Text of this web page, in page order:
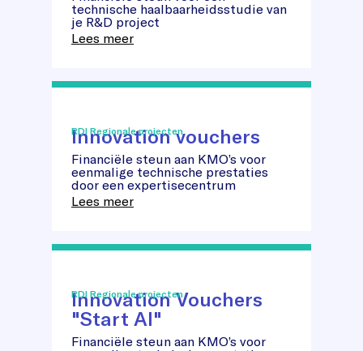
Studies
technische haalbaarheidsstudie van
je R&D project
Lees meer
Innovation
vouchers
RDI Regionale projecten
Innovation vouchers
Financiële steun aan KMO’s voor
eenmalige technische prestaties
door een expertisecentrum
Lees meer
Innovation
RDI Regionale projecten
Innovation Vouchers
"Start AI"
Financiële steun aan KMO’s voor